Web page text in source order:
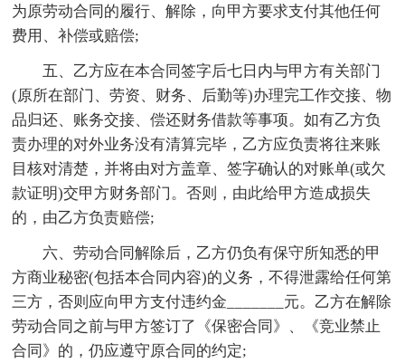
为原劳动合同的履行、解除，向甲方要求支付其他任何
费用、补偿或赔偿;
五、乙方应在本合同签字后七日内与甲方有关部门
(原所在部门、劳资、财务、后勤等)办理完工作交接、物
品归还、账务交接、偿还财务借款等事项。如有乙方负
责办理的对外业务没有清算完毕，乙方应负责将往来账
目核对清楚，并将由对方盖章、签字确认的对账单(或欠
款证明)交甲方财务部门。否则，由此给甲方造成损失
的，由乙方负责赔偿;
六、劳动合同解除后，乙方仍负有保守所知悉的甲
方商业秘密(包括本合同内容)的义务，不得泄露给任何第
三方，否则应向甲方支付违约金_______元。乙方在解除
劳动合同之前与甲方签订了《保密合同》、《竞业禁止
合同》的，仍应遵守原合同的约定;